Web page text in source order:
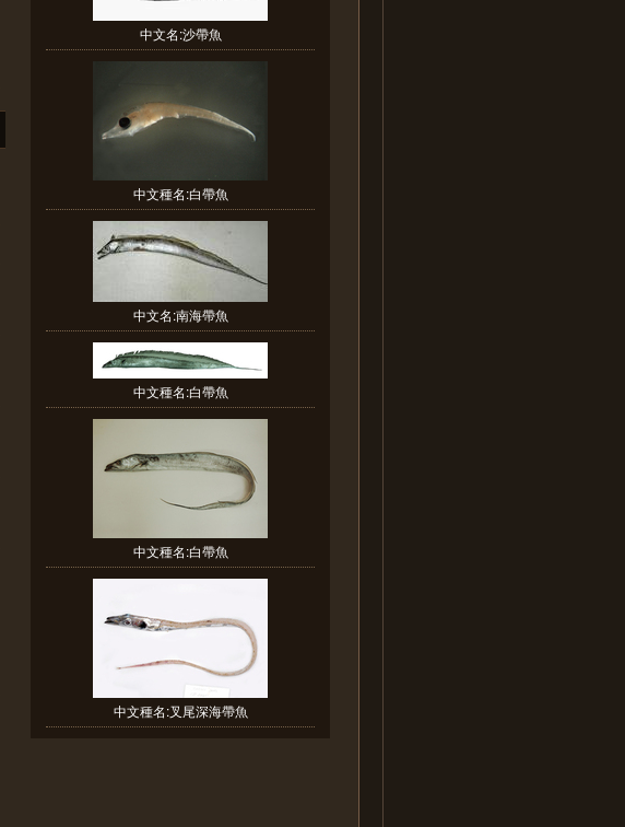
中文名:沙帶魚
中文種名:白帶魚
中文名:南海帶魚
中文種名:白帶魚
中文種名:白帶魚
中文種名:叉尾深海帶魚